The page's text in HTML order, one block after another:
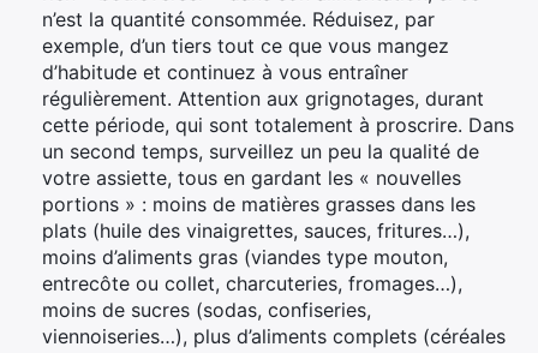
n’est la quantité consommée. Réduisez, par
exemple, d’un tiers tout ce que vous mangez
d’habitude et continuez à vous entraîner
régulièrement. Attention aux grignotages, durant
cette période, qui sont totalement à proscrire. Dans
un second temps, surveillez un peu la qualité de
votre assiette, tous en gardant les « nouvelles
portions » : moins de matières grasses dans les
plats (huile des vinaigrettes, sauces, fritures…),
moins d’aliments gras (viandes type mouton,
entrecôte ou collet, charcuteries, fromages…),
moins de sucres (sodas, confiseries,
viennoiseries…), plus d’aliments complets (céréales